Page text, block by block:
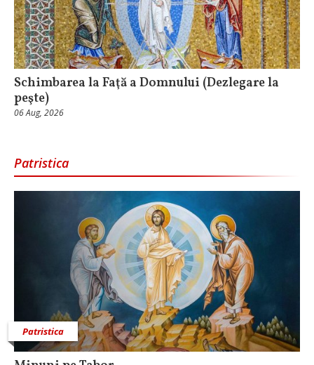
Schimbarea la Faţă a Domnului (Dezlegare la
peşte)
06 Aug, 2026
Patristica
Patristica